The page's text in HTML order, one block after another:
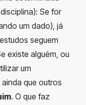
Se for
um dado), já
seguem
existe alguém, ou
um
que outros
. O que faz